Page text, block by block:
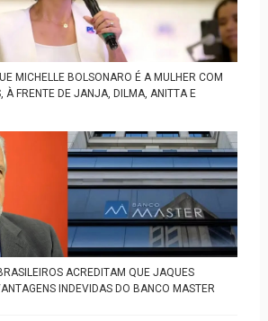
MICHELLE BOLSONARO É A MULHER COM
À FRENTE DE JANJA, DILMA, ANITTA E
ACREDITAM QUE JAQUES
INDEVIDAS DO BANCO MASTER